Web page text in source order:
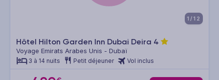
1/12
Hôtel Hilton Garden Inn Dubai Deira 4
Voyage Emirats Arabes Unis - Dubaï
3 à 14 nuits Petit déjeuner Vol inclus